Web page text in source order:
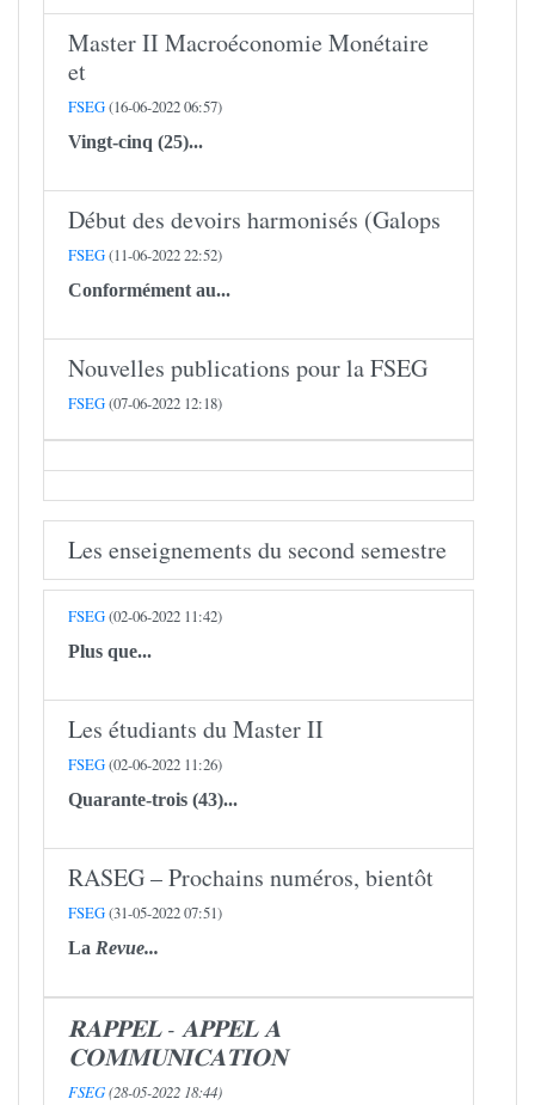
Master II Macroéconomie Monétaire
et
FSEG(16-06-2022 06:57)
Vingt-cinq (25)...
Début des devoirs harmonisés (Galops
FSEG(11-06-2022 22:52)
Conformément au...
Nouvelles publications pour la FSEG
FSEG(07-06-2022 12:18)
Les enseignements du second semestre
FSEG(02-06-2022 11:42)
Plus que...
Les étudiants du Master II
FSEG(02-06-2022 11:26)
Quarante-trois (43)...
RASEG – Prochains numéros, bientôt
FSEG(31-05-2022 07:51)
La Revue...
𝐑𝐀𝐏𝐏𝐄𝐋 - 𝐀𝐏𝐏𝐄𝐋 𝐀
𝐂𝐎𝐌𝐌𝐔𝐍𝐈𝐂𝐀𝐓𝐈𝐎𝐍
FSEG(28-05-2022 18:44)